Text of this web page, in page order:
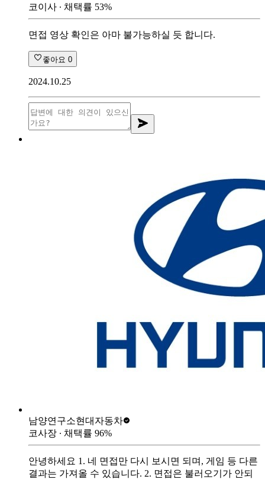
코이사 ∙ 채택률 53%
면접 영상 확인은 아마 불가능하실 듯 합니다.
좋아요 0
2024.10.25
남양연구소현대자동차
코사장 ∙ 채택률 96%
안녕하세요 1. 네 면접만 다시 보시면 되며, 게임 등 다른
결과는 가져올 수 있습니다. 2. 면접은 불러오기가 안되